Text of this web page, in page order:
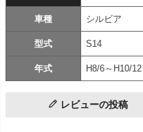
車種 シルビア
型式 S14
年式 H8/6～H10/12
レビューの投稿